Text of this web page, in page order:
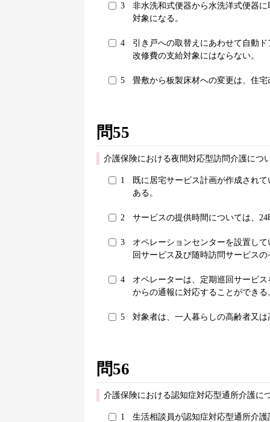
3
非水洗和式便器から水洗洋式便器
対象になる。
4
引き戸への取替えにあわせて自動
改修費の支給対象にはならない。
5 畳敷から板製床材への変更は、住
問55
介護保険における夜間対応型訪問介護につ
1
既に居宅サービス計画が作成され
ある。
2 サービスの提供時間については、
3
オペレーションセンターを設置し
回サービス及び随時訪問サービス
4
オペレーターは、定期巡回サービ
からの通報に対応することができる
5 対象者は、一人暮らしの高齢者又
問56
介護保険における認知症対応型通所介護に
1 生活相談員が認知症対応型通所介